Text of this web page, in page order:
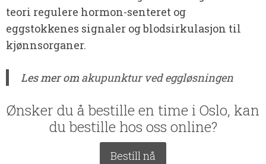
teori regulere hormon-senteret og
eggstokkenes signaler og blodsirkulasjon til
kjønnsorganer.
Les mer om akupunktur ved eggløsningen
Ønsker du å bestille en time i Oslo, kan
du bestille hos oss online?
Bestill nå